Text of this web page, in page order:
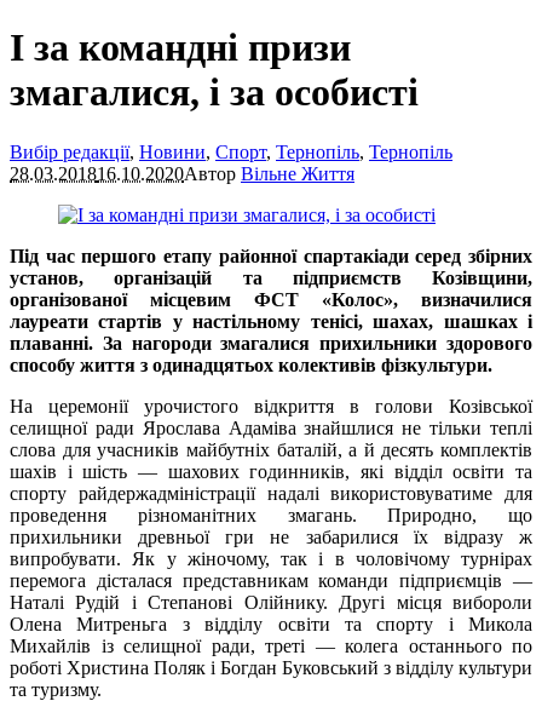
І за командні призи
змагалися, і за особисті
Вибір редакції, Новини, Спорт, Тернопіль, Тернопіль
28.03.201816.10.2020Автор Вільне Життя
Під час першого етапу районної спартакіади серед збірних
установ, організацій та підприємств Козівщини,
організованої місцевим ФСТ «Колос», визначилися
лауреати стартів у настільному тенісі, шахах, шашках і
плаванні. За нагороди змагалися прихильники здорового
способу життя з одинадцятьох колективів фізкультури.
На церемонії урочистого відкриття в голови Козівської
селищної ради Ярослава Адаміва знайшлися не тільки теплі
слова для учасників майбутніх баталій, а й десять комплектів
шахів і шість — шахових годинників, які відділ освіти та
спорту райдержадміністрації надалі використовуватиме для
проведення різноманітних змагань. Природно, що
прихильники древньої гри не забарилися їх відразу ж
випробувати. Як у жіночому, так і в чоловічому турнірах
перемога дісталася представникам команди підприємців —
Наталі Рудій і Степанові Олійнику. Другі місця вибороли
Олена Митреньга з відділу освіти та спорту і Микола
Михайлів із селищної ради, треті — колега останнього по
роботі Христина Поляк і Богдан Буковський з відділу культури
та туризму.